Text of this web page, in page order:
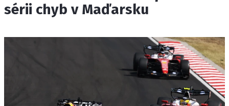
sérii chyb v Maďarsku